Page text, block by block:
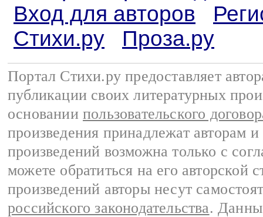
Вход для авторов
Стихи.ру
Проза.ру
Портал Стихи.ру предоставляет
публикации своих литературных
основании пользовательского
произведения принадлежат авторам
произведений возможна только с
можете обратиться на его авторской
произведений авторы несут
российского законодательства.